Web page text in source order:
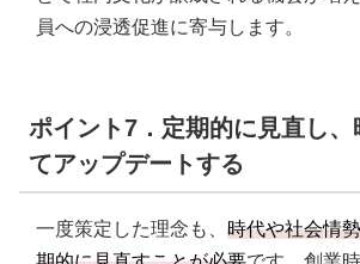
員への浸透促進に寄与します。
ポイント7．定期的に見直し
てアップデートする
一度策定した理念も、 時代や社会情